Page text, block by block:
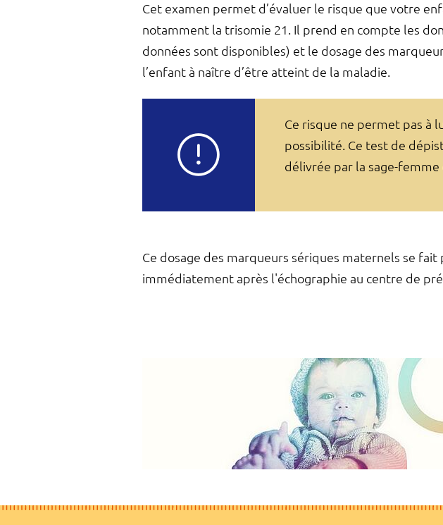
Cet examen permet d’évaluer le risque que votre
notamment la trisomie 21. Il prend en compte les
données sont disponibles) et le dosage des
l’enfant à naître d’être atteint de la maladie.
Ce risque ne permet pas à
possibilité. Ce test de
délivrée par la sage-femme
Ce dosage des marqueurs sériques maternels se
immédiatement après l'échographie au centre de